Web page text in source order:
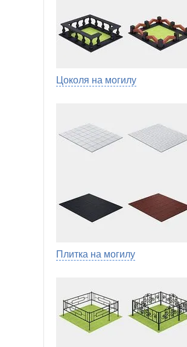
Цоколя на могилу
Плитка на могилу